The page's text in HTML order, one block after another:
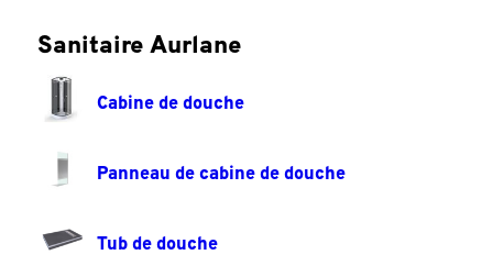
Sanitaire Aurlane
Cabine de douche
Panneau de cabine de douche
Tub de douche